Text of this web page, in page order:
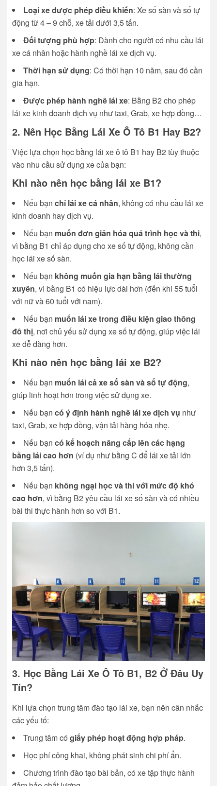
Loại xe được phép điều khiển: Xe số sàn và số tự
động từ 4 – 9 chỗ, xe tải dưới 3,5 tấn.
Đối tượng phù hợp: Dành cho người có nhu cầu lái
xe cá nhân hoặc hành nghề lái xe dịch vụ.
Thời hạn sử dụng: Có thời hạn 10 năm, sau đó cần
gia hạn.
Được phép hành nghề lái xe: Bằng B2 cho phép
lái xe kinh doanh dịch vụ như taxi, Grab, xe hợp đồng…
2. Nên Học Bằng Lái Xe Ô Tô B1 Hay B2?
Việc lựa chọn học bằng lái xe ô tô B1 hay B2 tùy thuộc
vào nhu cầu sử dụng xe của bạn:
Khi nào nên học bằng lái xe B1?
Nếu bạn chỉ lái xe cá nhân, không có nhu cầu lái xe
kinh doanh hay dịch vụ.
Nếu bạn muốn đơn giản hóa quá trình học và thi,
vì bằng B1 chỉ áp dụng cho xe số tự động, không cần
học lái xe số sàn.
Nếu bạn không muốn gia hạn bằng lái thường
xuyên, vì bằng B1 có hiệu lực dài hơn (đến khi 55 tuổi
với nữ và 60 tuổi với nam).
Nếu bạn muốn lái xe trong điều kiện giao thông
đô thị, nơi chủ yếu sử dụng xe số tự động, giúp việc lái
xe dễ dàng hơn.
Khi nào nên học bằng lái xe B2?
Nếu bạn muốn lái cả xe số sàn và số tự động,
giúp linh hoạt hơn trong việc sử dụng xe.
Nếu bạn có ý định hành nghề lái xe dịch vụ như
taxi, Grab, xe hợp đồng, vận tải hàng hóa nhẹ.
Nếu bạn có kế hoạch nâng cấp lên các hạng
bằng lái cao hơn (ví dụ như bằng C để lái xe tải lớn
hơn 3,5 tấn).
Nếu bạn không ngại học và thi với mức độ khó
cao hơn, vì bằng B2 yêu cầu lái xe số sàn và có nhiều
bài thi thực hành hơn so với B1.
3. Học Bằng Lái Xe Ô Tô B1, B2 Ở Đâu Uy
Tín?
Khi lựa chọn trung tâm đào tạo lái xe, bạn nên cân nhắc
các yếu tố:
Trung tâm có giấy phép hoạt động hợp pháp.
Học phí công khai, không phát sinh chi phí ẩn.
Chương trình đào tạo bài bản, có xe tập thực hành